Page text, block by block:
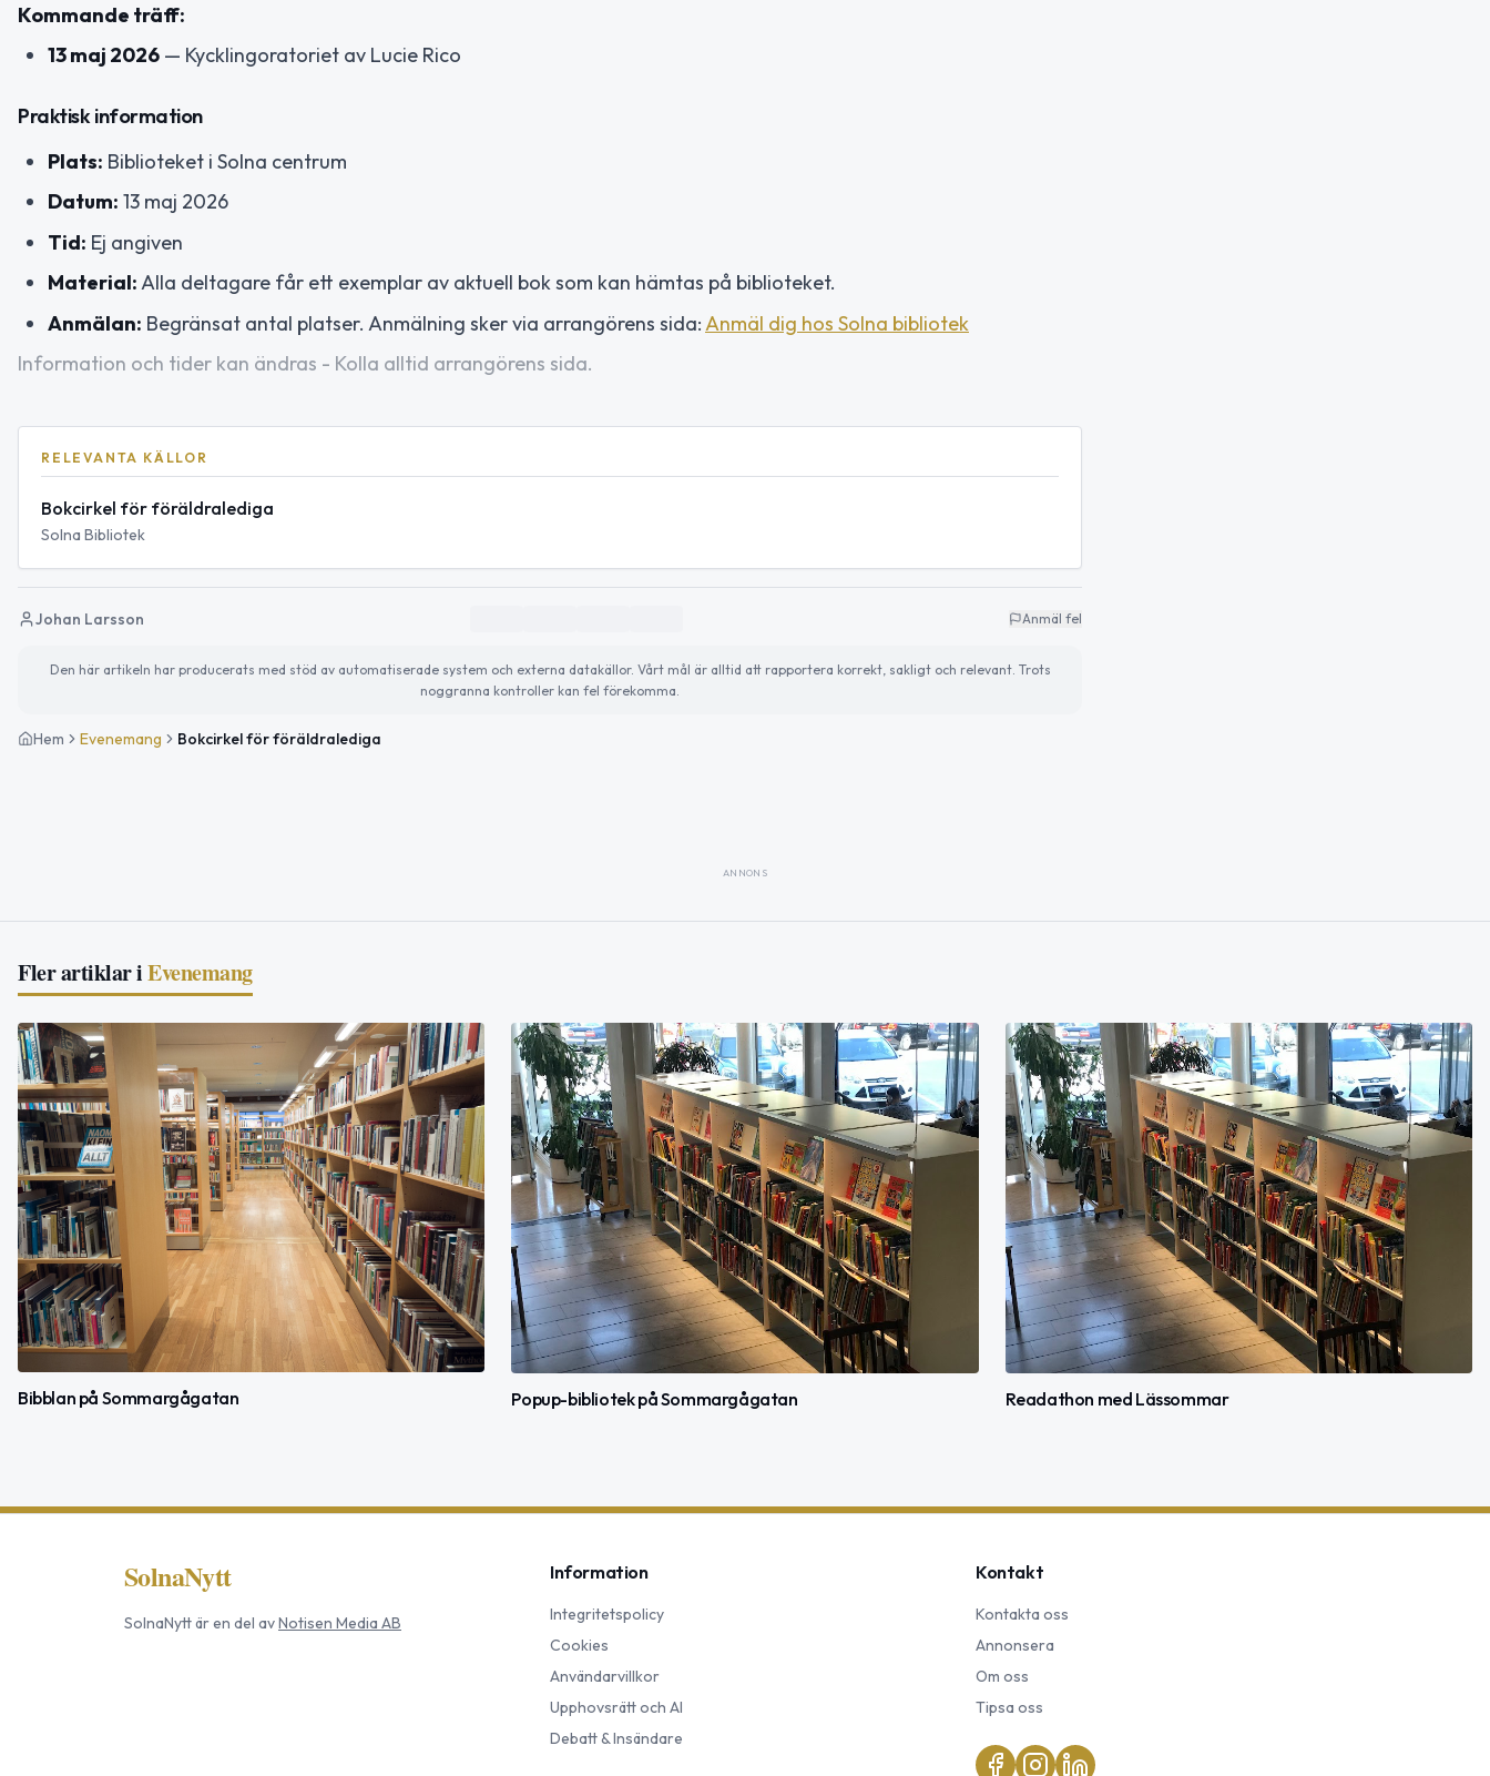
Kommande träff:
13 maj 2026 — Kycklingoratoriet av Lucie Rico
Praktisk information
Plats: Biblioteket i Solna centrum
Datum: 13 maj 2026
Tid: Ej angiven
Material:Alla deltagare får ett exemplar av aktuell bok som kan hämtas på biblioteket.
Anmälan: Begränsat antal platser. Anmälning sker via arrangörens sida: Anmäl dig hos Solna bibliotek
Information och tider kan ändras - Kolla alltid arrangörens sida.
RELEVANTA KÄLLOR
Bokcirkel för föräldralediga
Solna Bibliotek
Johan Larsson Anmäl fel
Den här artikeln har producerats med stöd av automatiserade system och externa datakällor. Vårt mål är alltid att rapportera korrekt, sakligt och relevant. Trots
noggranna kontroller kan fel förekomma.
Hem Evenemang Bokcirkel för föräldralediga
ANNONS
Fler artiklar iEvenemang
Bibblan på Sommargågatan Popup-bibliotek på Sommargågatan Readathon med Lässommar
SolnaNytt
SolnaNyttär en del avNotisen Media AB
Information
Integritetspolicy
Cookies
Användarvillkor
Upphovsrätt och AI
Debatt & Insändare
Kontakt
Kontakta oss
Annonsera
Om oss
Tipsa oss